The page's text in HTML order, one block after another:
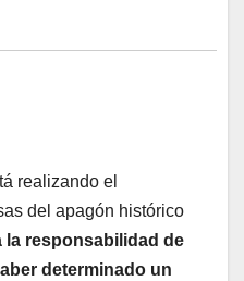
realizando el
del apagón histórico
la responsabilidad de
determinado un